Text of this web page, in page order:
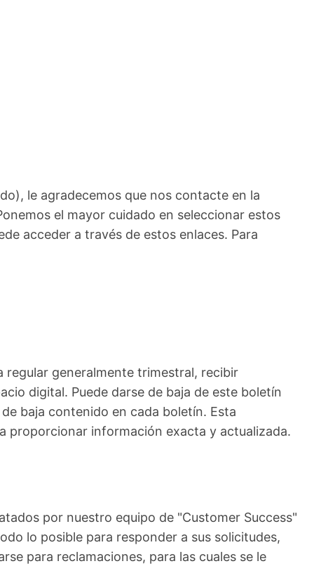
le agradecemos que nos contacte en la
el mayor cuidado en seleccionar estos
acceder a través de estos enlaces. Para
generalmente trimestral, recibir
digital. Puede darse de baja de este boletín
baja contenido en cada boletín. Esta
proporcionar información exacta y actualizada.
por nuestro equipo de "Customer Success"
lo posible para responder a sus solicitudes,
para reclamaciones, para las cuales se le